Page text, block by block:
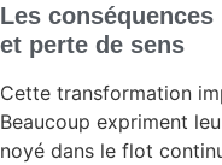
Les
et perte de sens
Cette transformation
Beaucoup expriment
noyé dans le flot